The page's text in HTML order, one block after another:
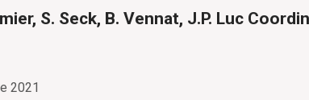
S. Seck, B. Vennat, J.P. Luc
2021